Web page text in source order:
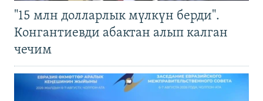
"15 млн долларлык мүлкүн берди".
Конгантиевди абактан алып калган
чечим